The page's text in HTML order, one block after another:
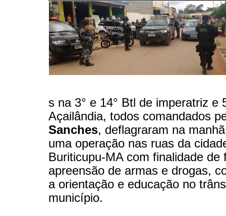
s na 3° e 14° Btl de imperatriz e
Açailândia, todos comandados
Sanches, deflagraram na
uma operação nas ruas da
Buriticupu-MA com finalidade de
apreensão de armas e drogas,
a orientação e educação no
município.